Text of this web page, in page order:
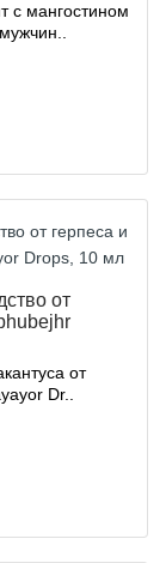
с мангостином
от
от
Dr..